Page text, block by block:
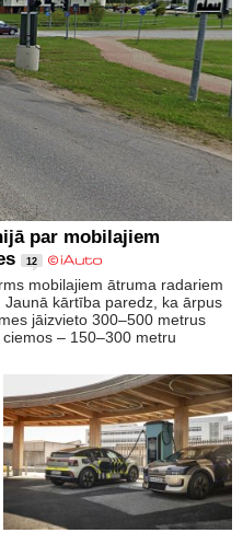
par mobilajiem
12
mobilajiem ātruma radariem
kārtība paredz, ka ārpus
jāizvieto 300–500 metrus
– 150–300 metru